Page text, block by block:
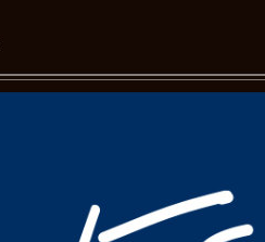
特集一覧